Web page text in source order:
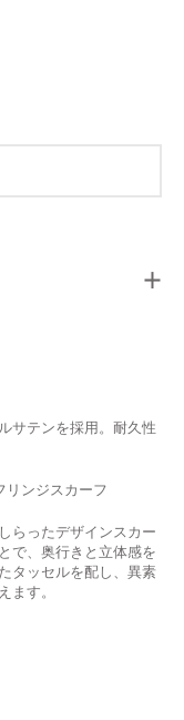
サテンを採用。耐久性
リンジスカーフ
らったデザインスカー
で、奥行きと立体感を
タッセルを配し、異素
ます。